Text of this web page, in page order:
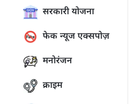
सरकारी योजना
फेक न्यूज एक्सपोज़
मनोरंजन
क्राइम